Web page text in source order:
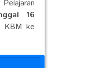
16
KBM ke